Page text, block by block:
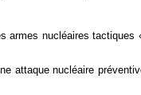
nucléaires
attaque nucléaire